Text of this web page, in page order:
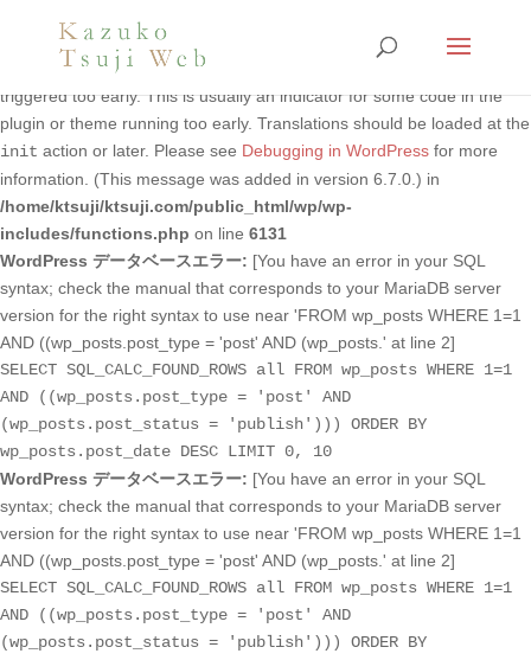
: Function _load_textdomain_just_in_time was called
incorrectly. Translation loading for the
triggered too early. This is usually an indicator for some code in the
plugin or theme running too early. Translations should be loaded at the
init action or later. Please see Debugging in WordPress for more
information. (This message was added in version 6.7.0.) in
/home/ktsuji/ktsuji.com/public_html/wp/wp-
includes/functions.php on line 6131
WordPress データベースエラー: [You have an error in your SQL
syntax; check the manual that corresponds to your MariaDB server
version for the right syntax to use near 'FROM wp_posts WHERE 1=1
AND ((wp_posts.post_type = 'post' AND (wp_posts.' at line 2]
SELECT SQL_CALC_FOUND_ROWS all FROM wp_posts WHERE 1=1
AND ((wp_posts.post_type = 'post' AND
(wp_posts.post_status = 'publish'))) ORDER BY
wp_posts.post_date DESC LIMIT 0, 10
WordPress データベースエラー: [You have an error in your SQL
syntax; check the manual that corresponds to your MariaDB server
version for the right syntax to use near 'FROM wp_posts WHERE 1=1
AND ((wp_posts.post_type = 'post' AND (wp_posts.' at line 2]
SELECT SQL_CALC_FOUND_ROWS all FROM wp_posts WHERE 1=1
AND ((wp_posts.post_type = 'post' AND
(wp_posts.post_status = 'publish'))) ORDER BY